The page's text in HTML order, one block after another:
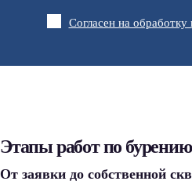
Согласен на
Этапы работ по бурению
От заявки до собственной